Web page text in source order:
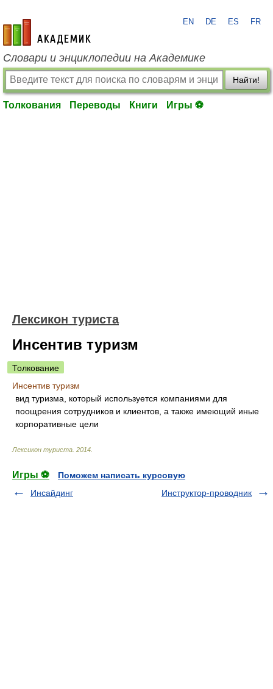
academic.ru
EN DE ES FR
Словари и энциклопедии на Академике
Найти!
Толкования Переводы Книги Игры ⚽
Лексикон туриста
Инсентив туризм
Толкование
Инсентив туризм
вид туризма, который используется компаниями для
поощрения сотрудников и клиентов, а также имеющий иные
корпоративные цели
Лексикон туриста 2014
Игры ⚽
Поможем написать курсовую
Инсайдинг
Инструктор-проводник